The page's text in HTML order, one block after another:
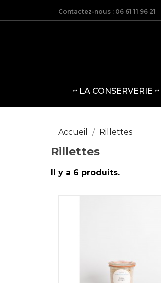
Contactez-nous : 06 61 11 96 21
~ LA CONSERVERIE ~
Accueil Rillettes
Rillettes
Il y a 6 produits.